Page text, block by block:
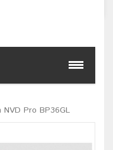
NVD Pro BP36GL